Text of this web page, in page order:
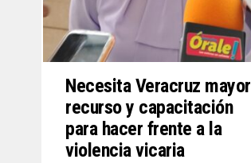
Necesita Veracruz mayor
recurso y capacitación
para hacer frente a la
violencia vicaria